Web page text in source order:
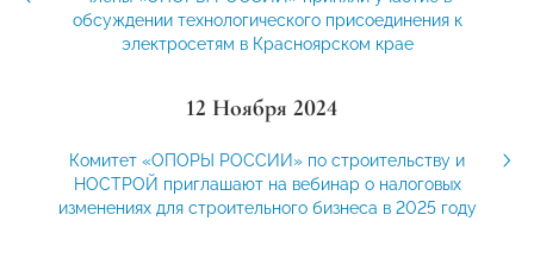
обсуждении технологического присоединения к
электросетям в Красноярском крае
12 Ноября 2024
Комитет «ОПОРЫ РОССИИ» по строительству и
НОСТРОЙ приглашают на вебинар о налоговых
изменениях для строительного бизнеса в 2025 году